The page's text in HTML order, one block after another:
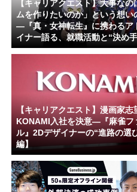
【キャリアクエスト】大事な
ムを作りたいのか」という想い
―『真・女神転生』に携わるア
イナー語る、就職活動と“決め
【キャリアクエスト】漫画家志
KONAMI入社を決意―『麻雀フ
ル』2Dデザイナーの“進路の選
編】